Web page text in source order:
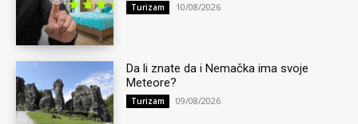
Turizam 10/08/2026
Da li znate da i Nemačka ima svoje
Meteore?
Turizam 09/08/2026